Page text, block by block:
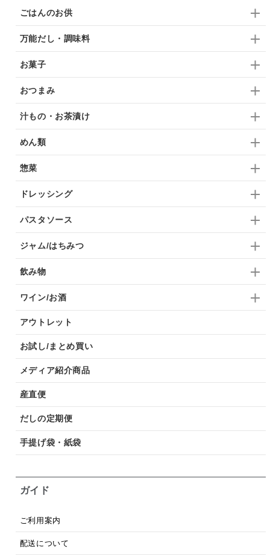
ごはんのお供
万能だし・調味料
お菓子
おつまみ
汁もの・お茶漬け
めん類
惣菜
ドレッシング
パスタソース
ジャム/はちみつ
飲み物
ワイン/お酒
アウトレット
お試し/まとめ買い
メディア紹介商品
産直便
だしの定期便
手提げ袋・紙袋
ガイド
ご利用案内
配送について